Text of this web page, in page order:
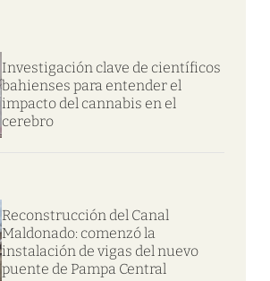
Investigación clave de científicos
bahienses para entender el
impacto del cannabis en el
cerebro
Reconstrucción del Canal
Maldonado: comenzó la
instalación de vigas del nuevo
puente de Pampa Central